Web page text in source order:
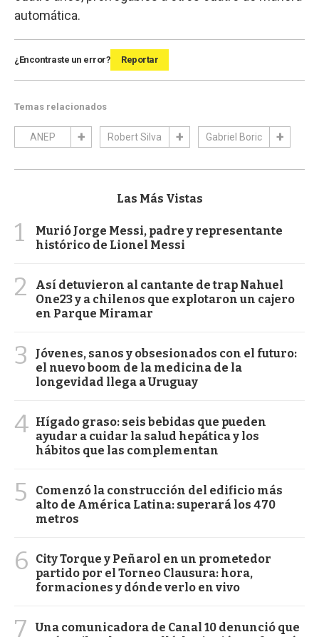
automática.
¿Encontraste un error? Reportar
Temas relacionados
ANEP Robert Silva Gabriel Boric
Las Más Vistas
1
Murió Jorge Messi, padre y representante
histórico de Lionel Messi
2
Así detuvieron al cantante de trap Nahuel
One23 y a chilenos que explotaron un cajero
en Parque Miramar
3
Jóvenes, sanos y obsesionados con el futuro:
el nuevo boom de la medicina de la
longevidad llega a Uruguay
4 Hígado graso: seis bebidas que pueden
ayudar a cuidar la salud hepática y los
hábitos que las complementan
5
Comenzó la construcción del edificio más
alto de América Latina: superará los 470
metros
6
City Torque y Peñarol en un prometedor
partido por el Torneo Clausura: hora,
formaciones y dónde verlo en vivo
7
Una comunicadora de Canal 10 denunció que